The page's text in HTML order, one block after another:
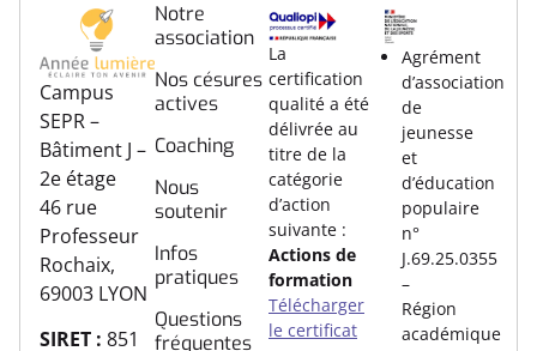
Campus
SEPR –
Bâtiment J –
2e étage
46 rue
Professeur
Rochaix,
69003 LYON
SIRET : 851
Notre
association
Nos césures
actives
Coaching
Nous
soutenir
Infos
pratiques
Questions
fréquentes
La
certification
qualité a été
délivrée au
titre de la
catégorie
d’action
suivante :
Actions de
formation
Télécharger
le certificat
Agrément
d’association
de
jeunesse
et
d’éducation
populaire
n°
J.69.25.0355
–
Région
académique